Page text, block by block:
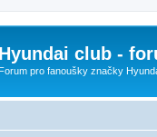
Hyundai club -
pro fanoušky značky